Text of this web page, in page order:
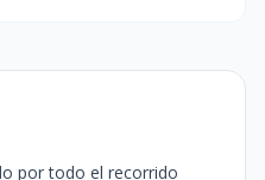
por todo el recorrido